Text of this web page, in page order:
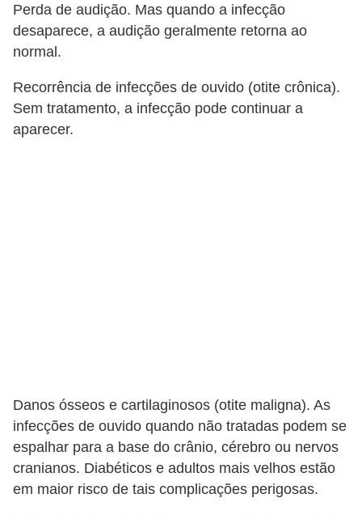
Perda de audição. Mas quando a infecção
desaparece, a audição geralmente retorna ao
normal.
Recorrência de infecções de ouvido (otite crônica).
Sem tratamento, a infecção pode continuar a
aparecer.
Danos ósseos e cartilaginosos (otite maligna). As
infecções de ouvido quando não tratadas podem se
espalhar para a base do crânio, cérebro ou nervos
cranianos. Diabéticos e adultos mais velhos estão
em maior risco de tais complicações perigosas.